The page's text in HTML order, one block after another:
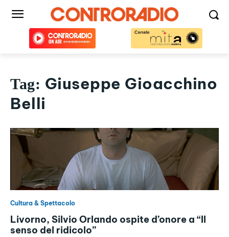
Tag: Giuseppe Gioacchino
Belli
Cultura & Spettacolo
Livorno, Silvio Orlando ospite d’onore a “Il
senso del ridicolo”